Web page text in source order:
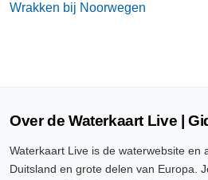
Wrakken bij Noorwegen
Over de Waterkaart Live |
Waterkaart Live is de waterwebsite en
Duitsland en grote delen van Europa.